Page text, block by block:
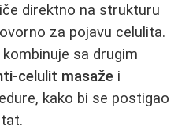
direktno na strukturu
za pojavu celulita.
sa drugim
celulit masaže i
kako bi se postigao